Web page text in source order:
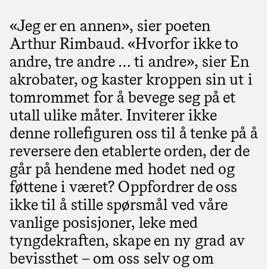
«Jeg er en annen», sier poeten
Arthur Rimbaud. «Hvorfor ikke to
andre, tre andre … ti andre», sier En
akrobater, og kaster kroppen sin ut i
tomrommet for å bevege seg på et
utall ulike måter. Inviterer ikke
denne rollefiguren oss til å tenke på å
reversere den etablerte orden, der de
går på hendene med hodet ned og
føttene i været? Oppfordrer de oss
ikke til å stille spørsmål ved våre
vanlige posisjoner, leke med
tyngdekraften, skape en ny grad av
bevissthet – om oss selv og om